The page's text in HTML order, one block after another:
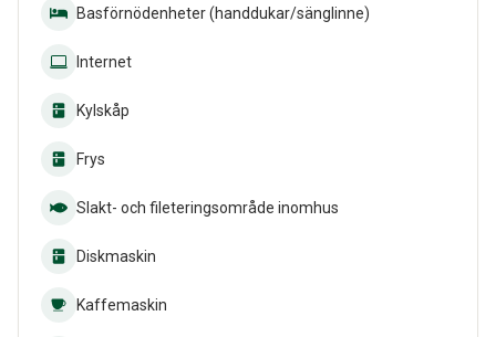
Basförnödenheter (handdukar/sänglinne)
Internet
Kylskåp
Frys
Slakt- och fileteringsområde inomhus
Diskmaskin
Kaffemaskin